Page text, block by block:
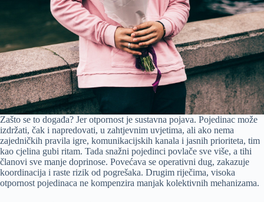
Zašto se to događa? Jer otpornost je sustavna pojava. Pojedinac može
izdržati, čak i napredovati, u zahtjevnim uvjetima, ali ako nema
zajedničkih pravila igre, komunikacijskih kanala i jasnih prioriteta, tim
kao cjelina gubi ritam. Tada snažni pojedinci povlače sve više, a tihi
članovi sve manje doprinose. Povećava se operativni dug, zakazuje
koordinacija i raste rizik od pogrešaka. Drugim riječima, visoka
otpornost pojedinaca ne kompenzira manjak kolektivnih mehanizama.